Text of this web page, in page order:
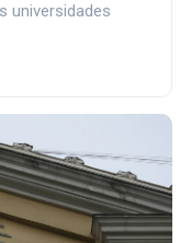
universidades